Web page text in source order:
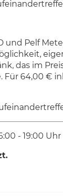
und Pelf
das im
64,00 €
- 19:00 Uhr